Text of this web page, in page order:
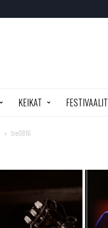
KEIKAT FESTIVAALIT
tre0816